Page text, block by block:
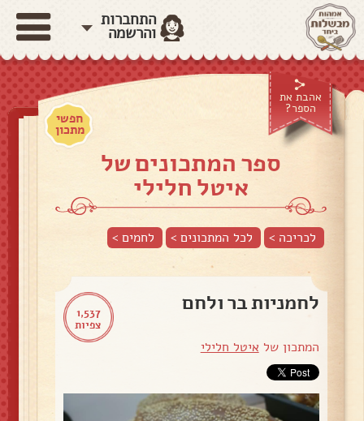
התחברות
והרשמה
אהבת את
הספר?
חפשי
מתכון
ספר המתכונים של
איטל חלילי
לכריכה > לכל המתכונים > לחמים>
1,537
צפיות
לחמניות בר ולחם
המתכון של איטל חלילי